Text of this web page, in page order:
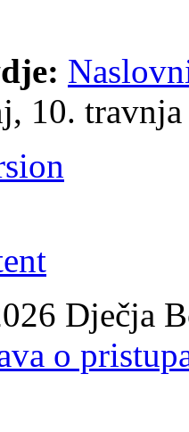
10.
Dječja
o